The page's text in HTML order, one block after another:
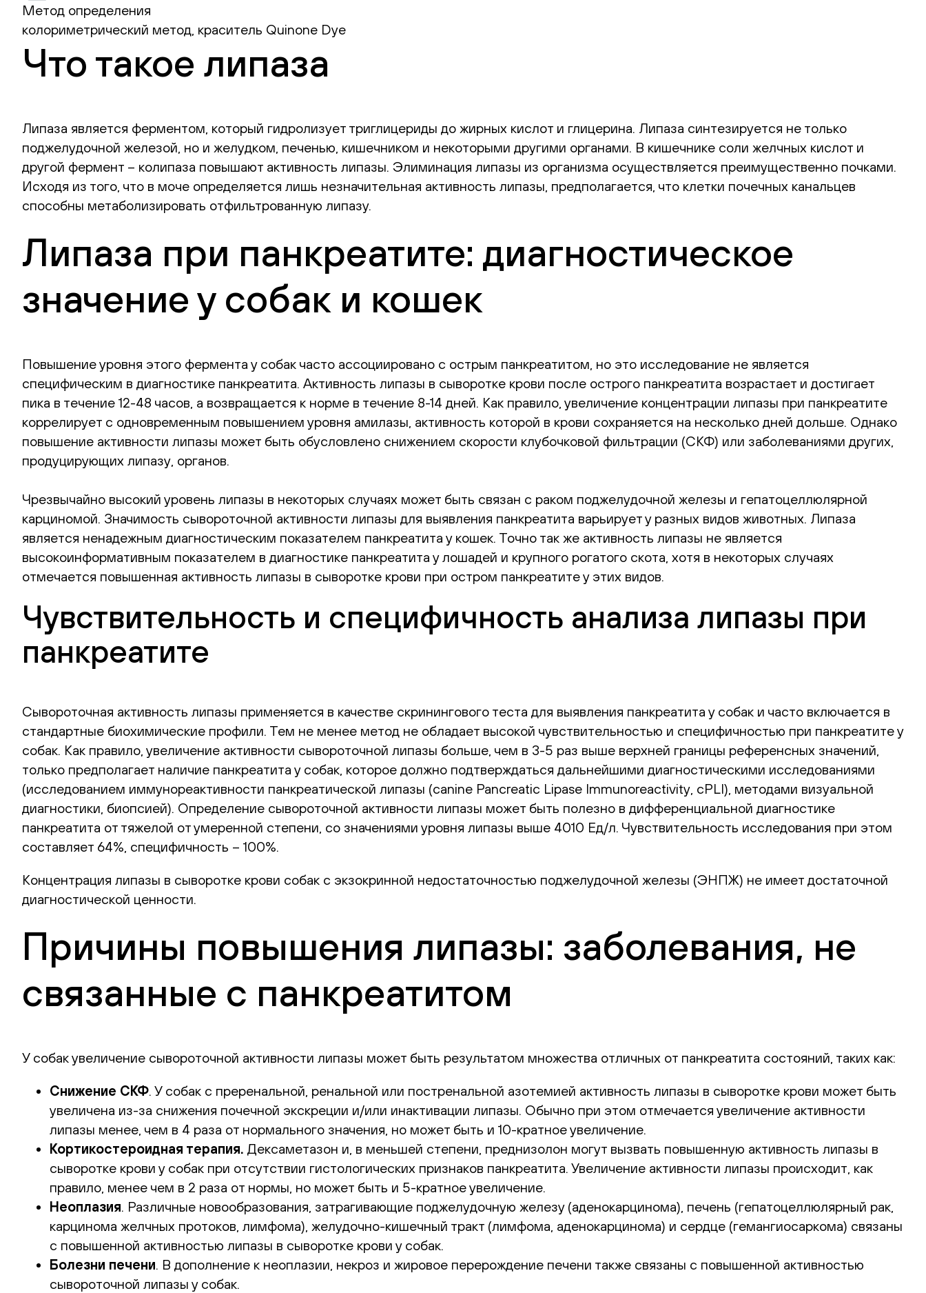
Метод определения
колориметрический метод, краситель Quinone Dye
Что такое липаза
Липаза является ферментом, который гидролизует триглицериды до жирных кислот и глицерина. Липаза синтезируется не только
поджелудочной железой, но и желудком, печенью, кишечником и некоторыми другими органами. В кишечнике соли желчных кислот и
другой фермент – колипаза повышают активность липазы. Элиминация липазы из организма осуществляется преимущественно почками.
Исходя из того, что в моче определяется лишь незначительная активность липазы, предполагается, что клетки почечных канальцев
способны метаболизировать отфильтрованную липазу.
Липаза при панкреатите: диагностическое
значение у собак и кошек
Повышение уровня этого фермента у собак часто ассоциировано с острым панкреатитом, но это исследование не является
специфическим в диагностике панкреатита. Активность липазы в сыворотке крови после острого панкреатита возрастает и достигает
пика в течение 12-48 часов, а возвращается к норме в течение 8-14 дней. Как правило, увеличение концентрации липазы при панкреатите
коррелирует с одновременным повышением уровня амилазы, активность которой в крови сохраняется на несколько дней дольше. Однако
повышение активности липазы может быть обусловлено снижением скорости клубочковой фильтрации (СКФ) или заболеваниями других,
продуцирующих липазу, органов.
Чрезвычайно высокий уровень липазы в некоторых случаях может быть связан с раком поджелудочной железы и гепатоцеллюлярной
карциномой. Значимость сывороточной активности липазы для выявления панкреатита варьирует у разных видов животных. Липаза
является ненадежным диагностическим показателем панкреатита у кошек. Точно так же активность липазы не является
высокоинформативным показателем в диагностике панкреатита у лошадей и крупного рогатого скота, хотя в некоторых случаях
отмечается повышенная активность липазы в сыворотке крови при остром панкреатите у этих видов.
Чувствительность и специфичность анализа липазы при
панкреатите
Сывороточная активность липазы применяется в качестве скринингового теста для выявления панкреатита у собак и часто включается в
стандартные биохимические профили. Тем не менее метод не обладает высокой чувствительностью и специфичностью при панкреатите у
собак. Как правило, увеличение активности сывороточной липазы больше, чем в 3-5 раз выше верхней границы референсных значений,
только предполагает наличие панкреатита у собак, которое должно подтверждаться дальнейшими диагностическими исследованиями
(исследованием иммунореактивности панкреатической липазы (canine Pancreatic Lipase Immunoreactivity, сPLI), методами визуальной
диагностики, биопсией). Определение сывороточной активности липазы может быть полезно в дифференциальной диагностике
панкреатита от тяжелой от умеренной степени, со значениями уровня липазы выше 4010 Ед/л. Чувствительность исследования при этом
составляет 64%, специфичность – 100%.
Концентрация липазы в сыворотке крови собак с экзокринной недостаточностью поджелудочной железы (ЭНПЖ) не имеет достаточной
диагностической ценности.
Причины повышения липазы: заболевания, не
связанные с панкреатитом
У собак увеличение сывороточной активности липазы может быть результатом множества отличных от панкреатита состояний, таких как:
Снижение СКФ. У собак с преренальной, ренальной или постренальной азотемией активность липазы в сыворотке крови может быть
увеличена из-за снижения почечной экскреции и/или инактивации липазы. Обычно при этом отмечается увеличение активности
липазы менее, чем в 4 раза от нормального значения, но может быть и 10-кратное увеличение.
Кортикостероидная терапия. Дексаметазон и, в меньшей степени, преднизолон могут вызвать повышенную активность липазы в
сыворотке крови у собак при отсутствии гистологических признаков панкреатита. Увеличение активности липазы происходит, как
правило, менее чем в 2 раза от нормы, но может быть и 5-кратное увеличение.
Неоплазия. Различные новообразования, затрагивающие поджелудочную железу (аденокарцинома), печень (гепатоцеллюлярный рак,
карцинома желчных протоков, лимфома), желудочно-кишечный тракт (лимфома, аденокарцинома) и сердце (гемангиосаркома) связаны
с повышенной активностью липазы в сыворотке крови у собак.
Болезни печени. В дополнение к неоплазии, некроз и жировое перерождение печени также связаны с повышенной активностью
сывороточной липазы у собак.